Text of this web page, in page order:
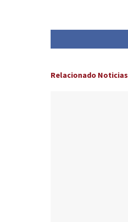
Relacionado Noticias